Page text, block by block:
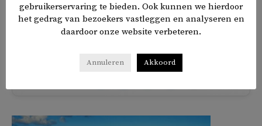
gouverneur van Sint Petersburg. De inhoud hiervan is
onbekend, berichtDagblad 010.
in
gebruikerservaring te bieden. Ook kunnen we hierdoor
het gedrag van bezoekers vastleggen en analyseren en
daardoor onze website verbeteren.
Annuleren Akkoord